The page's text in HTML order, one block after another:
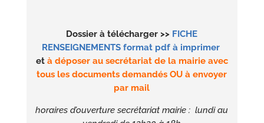
Dossier à télécharger >> FICHE
RENSEIGNEMENTS format pdf à imprimer
et à déposer au secrétariat de la mairie avec
tous les documents demandés OU à envoyer
par mail
horaires d’ouverture secrétariat mairie : lundi au